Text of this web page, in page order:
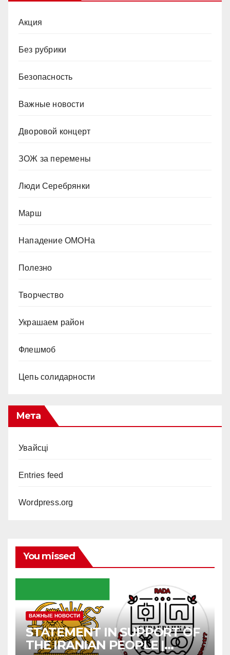
Акция
Без рубрики
Безопасность
Важные новости
Дворовой концерт
ЗОЖ за перемены
Люди Серебрянки
Марш
Нападение ОМОНа
Полезно
Творчество
Украшаем район
Флешмоб
Цепь солидарности
Мета
Увайсці
Entries feed
Wordpress.org
You missed
ВАЖНЫЕ НОВОСТИ
STATEMENT IN SUPPORT OF
THE IRANIAN PEOPLE |